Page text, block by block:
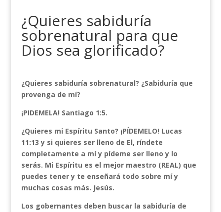
¿Quieres sabiduría
sobrenatural para que
Dios sea glorificado?
¿Quieres sabiduría sobrenatural? ¿Sabiduría que
provenga de mí?
¡PIDEMELA! Santiago 1:5.
¿Quieres mi Espíritu Santo? ¡PÍDEMELO! Lucas
11:13 y si quieres ser lleno de El, ríndete
completamente a mí y pídeme ser lleno y lo
serás. Mi Espíritu es el mejor maestro (REAL) que
puedes tener y te enseñará todo sobre mí y
muchas cosas más. Jesús.
Los gobernantes deben buscar la sabiduría de